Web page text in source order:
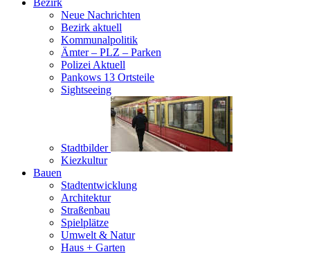
Bezirk
Neue Nachrichten
Bezirk aktuell
Kommunalpolitik
Ämter – PLZ – Parken
Polizei Aktuell
Pankows 13 Ortsteile
Sightseeing
Stadtbilder
Kiezkultur
Bauen
Stadtentwicklung
Architektur
Straßenbau
Spielplätze
Umwelt & Natur
Haus + Garten